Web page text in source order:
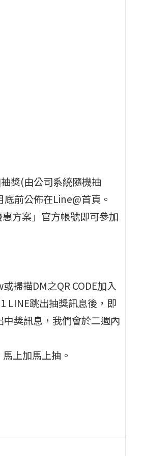
獎(由公司系統隨機抽
前公佈在Line@首頁。
方案」官方帳號即可參加
掃描DM之QR CODE加入
LINE跳出抽獎訊息後，即
獎訊息，我們會於二週內
上加馬上抽。